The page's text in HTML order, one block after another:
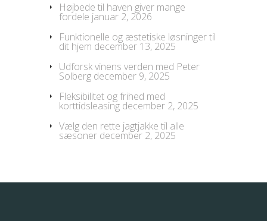
Højbede til haven giver mange
fordele januar 2, 2026
Funktionelle og æstetiske løsninger til
dit hjem december 13, 2025
Udforsk vinens verden med Peter
Solberg december 9, 2025
Fleksibilitet og frihed med
korttidsleasing december 2, 2025
Vælg den rette jagtjakke til alle
sæsoner december 2, 2025